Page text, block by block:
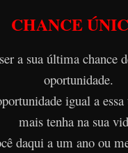
CHANCE
a sua última chance
oportunidade.
igual a
mais tenha na sua
daqui a um ano ou